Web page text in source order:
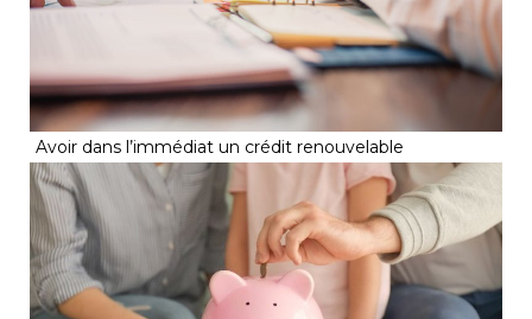
Avoir dans l’immédiat un crédit renouvelable